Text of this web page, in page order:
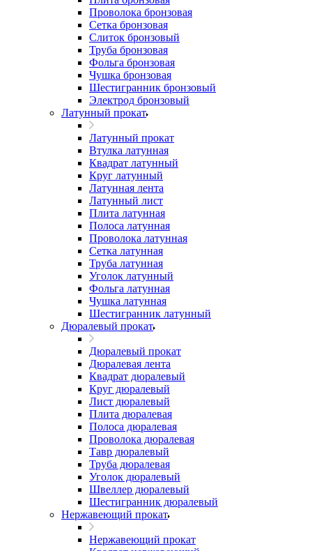
Проволока бронзовая
Сетка бронзовая
Слиток бронзовый
Труба бронзовая
Фольга бронзовая
Чушка бронзовая
Шестигранник бронзовый
Электрод бронзовый
Латунный прокат
Латунный прокат
Втулка латунная
Квадрат латунный
Круг латунный
Латунная лента
Латунный лист
Плита латунная
Полоса латунная
Проволока латунная
Сетка латунная
Труба латунная
Уголок латунный
Фольга латунная
Чушка латунная
Шестигранник латунный
Дюралевый прокат
Дюралевый прокат
Дюралевая лента
Квадрат дюралевый
Круг дюралевый
Лист дюралевый
Плита дюралевая
Полоса дюралевая
Проволока дюралевая
Тавр дюралевый
Труба дюралевая
Уголок дюралевый
Швеллер дюралевый
Шестигранник дюралевый
Нержавеющий прокат
Нержавеющий прокат